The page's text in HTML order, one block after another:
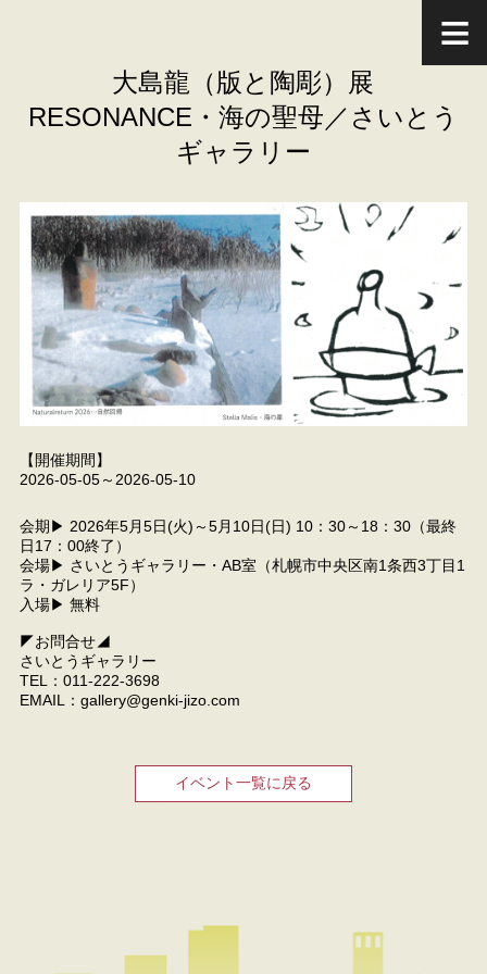
大島龍（版と陶彫）展
RESONANCE・海の聖母／さいとう
ギャラリー
【開催期間】
2026-05-05～2026-05-10
会期▶ 2026年5月5日(火)～5月10日(日) 10：30～18：30（最終
日17：00終了）
会場▶ さいとうギャラリー・AB室（札幌市中央区南1条西3丁目1
ラ・ガレリア5F）
入場▶ 無料
◤お問合せ◢
さいとうギャラリー
TEL：011-222-3698
EMAIL：gallery@genki-jizo.com
イベント一覧に戻る